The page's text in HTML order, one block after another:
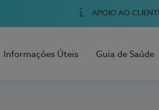
APOIO AO
Informações Úteis Guia de Saúde